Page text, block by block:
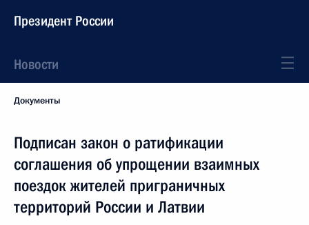
Президент России
Новости
Документы
Подписан закон о ратификации
соглашения об упрощении взаимных
поездок жителей приграничных
территорий России и Латвии